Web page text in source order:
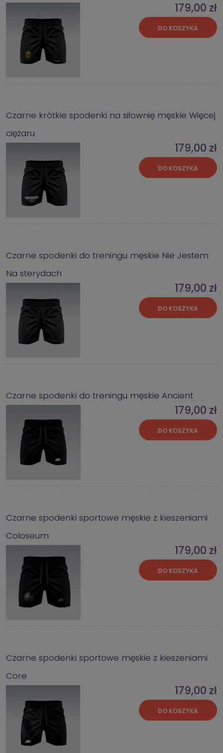
179,00 zł
DO KOSZYKA
Czarne krótkie spodenki na siłownię męskie Więcej
ciężaru
179,00 zł
DO KOSZYKA
Czarne spodenki do treningu męskie Nie Jestem
Na sterydach
179,00 zł
DO KOSZYKA
Czarne spodenki do treningu męskie Ancient
179,00 zł
DO KOSZYKA
Czarne spodenki sportowe męskie z kieszeniami
Coloseum
179,00 zł
DO KOSZYKA
Czarne spodenki sportowe męskie z kieszeniami
Core
179,00 zł
DO KOSZYKA